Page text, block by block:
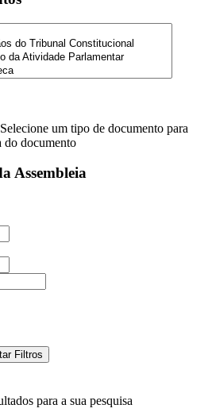
Selecione um tipo de documento para
do documento
Assembleia
Filtros
para a sua pesquisa